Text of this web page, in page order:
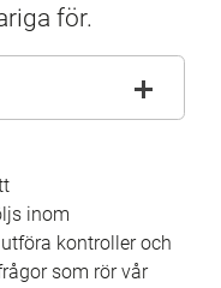
för.
inom
kontroller och
som rör vår